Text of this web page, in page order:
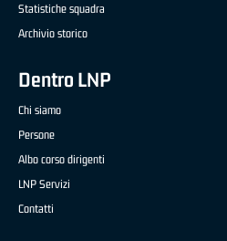
Statistiche squadra
Archivio storico
Dentro LNP
Chi siamo
Persone
Albo corso dirigenti
LNP Servizi
Contatti